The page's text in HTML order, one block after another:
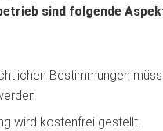
sind folgende
Bestimmungen
wird kostenfrei gestellt